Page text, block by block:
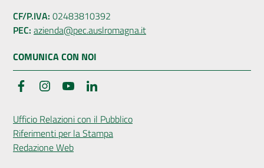
CF/P.IVA: 02483810392
PEC: azienda@pec.auslromagna.it
COMUNICA CON NOI
FacebookInstagramYouTube
Ufficio Relazioni con il Pubblico
Riferimenti per la Stampa
Redazione Web